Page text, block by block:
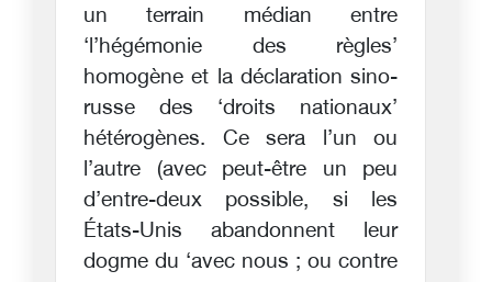
un terrain médian entre
‘l’hégémonie des règles’
homogène et la déclaration sino-
russe des ‘droits nationaux’
hétérogènes. Ce sera l’un ou
l’autre (avec peut-être un peu
d’entre-deux possible, si les
États-Unis abandonnent leur
dogme du ‘avec nous ; ou contre